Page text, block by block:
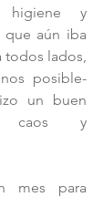
higiene y
que aún iba
todos lados,
posible-
un buen
caos y
mes para